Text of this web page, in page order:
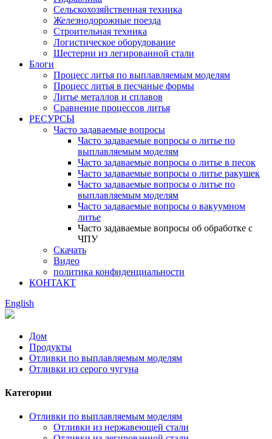
Сельскохозяйственная техника
Железнодорожные поезда
Строительная техника
Логистическое оборудование
Шестерни из легированной стали
Блоги
Процесс литья по выплавляемым моделям
Процесс литья в песчаные формы
Литье металлов и сплавов
Сравнение процессов литья
РЕСУРСЫ
Часто задаваемые вопросы
Часто задаваемые вопросы о литье по
выплавляемым моделям
Часто задаваемые вопросы о литье в песок
Часто задаваемые вопросы о литье ракушек
Часто задаваемые вопросы о литье по
выплавляемым моделям
Часто задаваемые вопросы о вакуумном
литье
Часто задаваемые вопросы об обработке с
ЧПУ
Скачать
Видео
политика конфиденциальности
КОНТАКТ
English
Дом
Продукты
Отливки по выплавляемым моделям
Отливки из серого чугуна
Категории
Отливки по выплавляемым моделям
Отливки из нержавеющей стали